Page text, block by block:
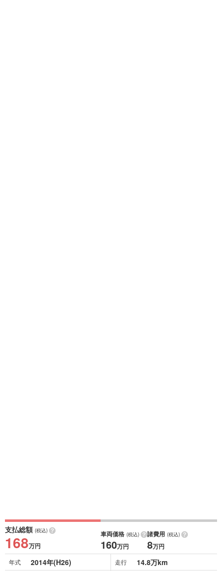
支払総額 (税込)
168万円
車両価格 (税込)
160万円
諸費用 (税込)
8万円
年式 2014年(H26) 走行 14.8万km